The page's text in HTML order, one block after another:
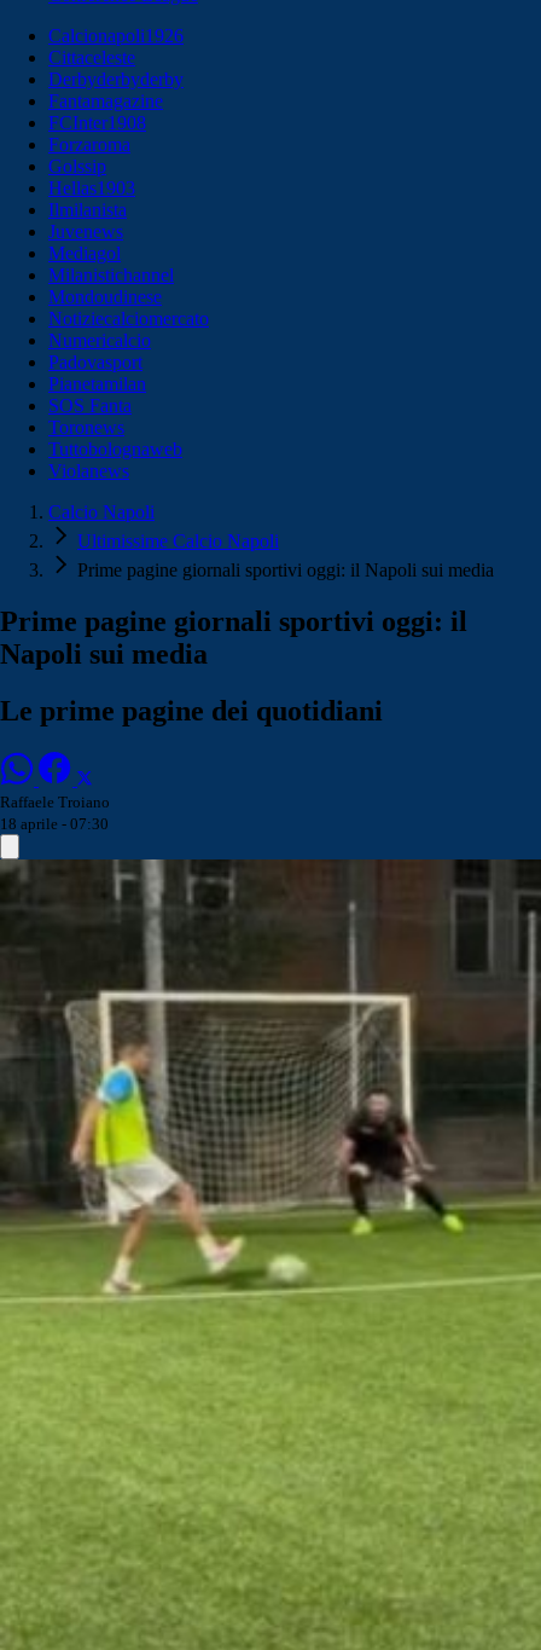
Calcionapoli1926
Cittaceleste
Derbyderbyderby
Fantamagazine
FCInter1908
Forzaroma
Golssip
Hellas1903
Ilmilanista
Juvenews
Mediagol
Milanistichannel
Mondoudinese
Notiziecalciomercato
Numericalcio
Padovasport
Pianetamilan
SOS Fanta
Toronews
Tuttobolognaweb
Violanews
Calcio Napoli
Ultimissime Calcio Napoli
Prime pagine giornali sportivi oggi: il Napoli sui media
Prime pagine giornali sportivi oggi: il
Napoli sui media
Le prime pagine dei quotidiani
Raffaele Troiano
18 aprile - 07:30